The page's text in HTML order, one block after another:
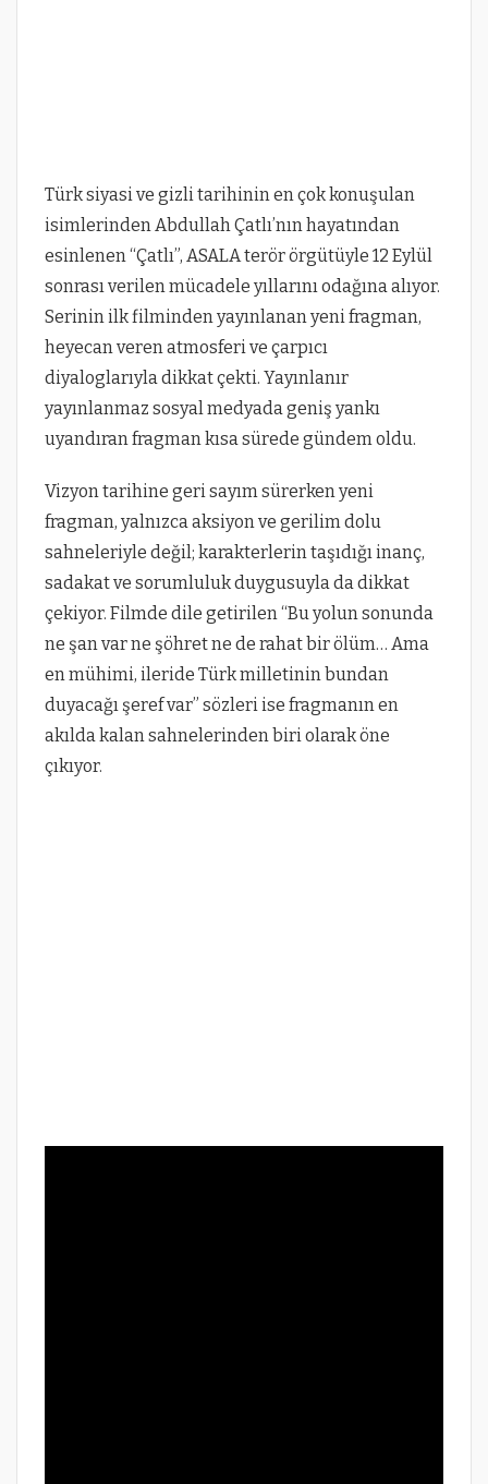
Türk siyasi ve gizli tarihinin en çok konuşulan
isimlerinden Abdullah Çatlı’nın hayatından
esinlenen “Çatlı”, ASALA terör örgütüyle 12 Eylül
sonrası verilen mücadele yıllarını odağına alıyor.
Serinin ilk filminden yayınlanan yeni fragman,
heyecan veren atmosferi ve çarpıcı
diyaloglarıyla dikkat çekti. Yayınlanır
yayınlanmaz sosyal medyada geniş yankı
uyandıran fragman kısa sürede gündem oldu.
Vizyon tarihine geri sayım sürerken yeni
fragman, yalnızca aksiyon ve gerilim dolu
sahneleriyle değil; karakterlerin taşıdığı inanç,
sadakat ve sorumluluk duygusuyla da dikkat
çekiyor. Filmde dile getirilen “Bu yolun sonunda
ne şan var ne şöhret ne de rahat bir ölüm… Ama
en mühimi, ileride Türk milletinin bundan
duyacağı şeref var” sözleri ise fragmanın en
akılda kalan sahnelerinden biri olarak öne
çıkıyor.